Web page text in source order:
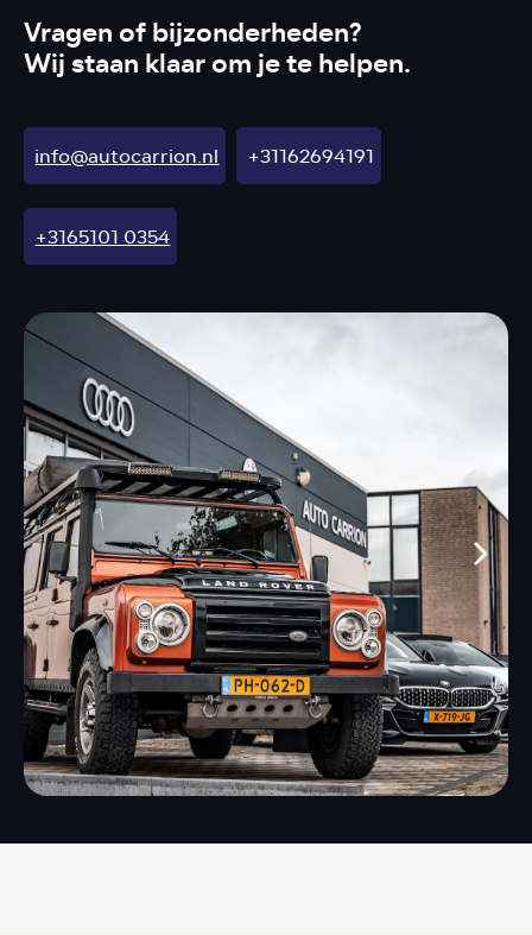
Vragen of bijzonderheden?
Wij staan klaar om je te helpen.
info@autocarrion.nl +31162694191
+3165101 0354